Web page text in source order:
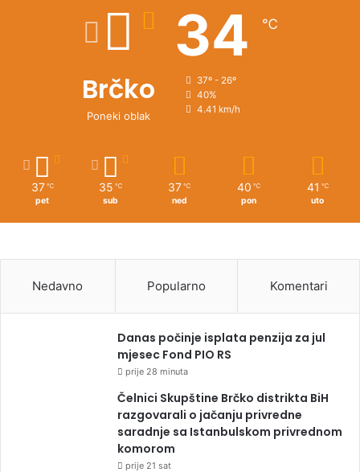
Brčko
Poneki oblak
34 ℃
37º - 26º
40%
4.41 km/h
37 ℃
pet
35 ℃
sub
37 ℃
ned
40 ℃
pon
41 ℃
uto
Nedavno Popularno Komentari
Danas počinje isplata penzija za jul
mjesec Fond PIO RS
prije 28 minuta
Čelnici Skupštine Brčko distrikta BiH
razgovarali o jačanju privredne
saradnje sa Istanbulskom privrednom
komorom
prije 21 sat